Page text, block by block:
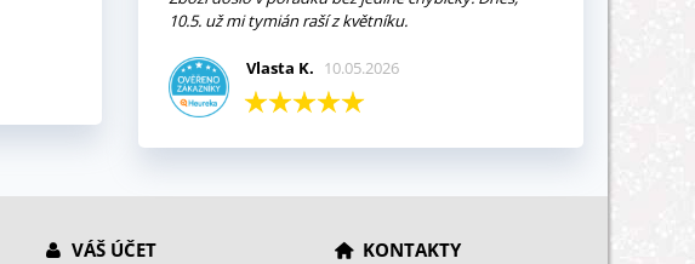
10.5. už mi tymián raší z květníku.
Vlasta K. 10.05.2026
VÁŠ ÚČET KONTAKTY